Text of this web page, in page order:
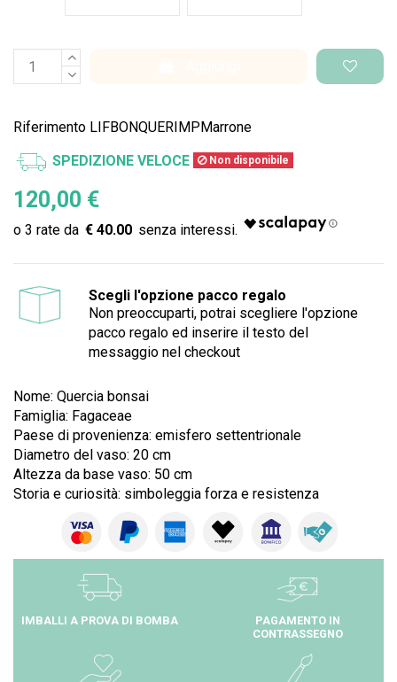
Riferimento LIFBONQUERIMPMarrone
SPEDIZIONE VELOCE Non disponibile
120,00 €
€ 40.00
Scegli l'opzione pacco regalo
Non preoccuparti, potrai scegliere l'opzione
pacco regalo ed inserire il testo del
messaggio nel checkout
Nome: Quercia bonsai
Famiglia: Fagaceae
Paese di provenienza: emisfero settentrionale
Diametro del vaso: 20 cm
Altezza da base vaso: 50 cm
Storia e curiosità: simboleggia forza e resistenza
IMBALLI A PROVA DI BOMBA
PAGAMENTO IN
CONTRASSEGNO